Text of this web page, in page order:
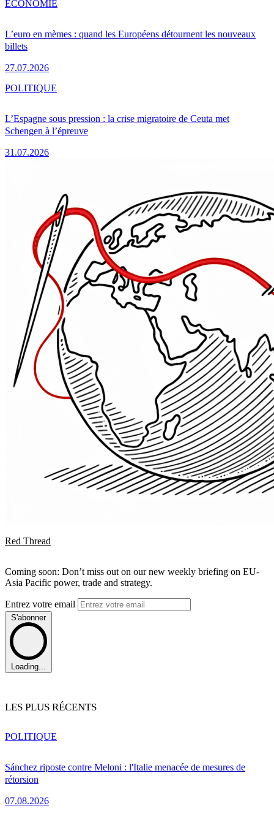
L’euro en mèmes : quand les Européens détournent les nouveaux
billets
27.07.2026
ÉCONOMIE
L’Espagne sous pression : la crise migratoire de Ceuta met
Schengen à l’épreuve
31.07.2026
POLITIQUE
Red Thread
Coming soon: Don’t miss out on our new weekly briefing on EU-
Asia Pacific power, trade and strategy.
Entrez votre email
S'abonner
Loading...
LES PLUS RÉCENTS
Sánchez riposte contre Meloni : l'Italie menacée de mesures de
rétorsion
07.08.2026
POLITIQUE